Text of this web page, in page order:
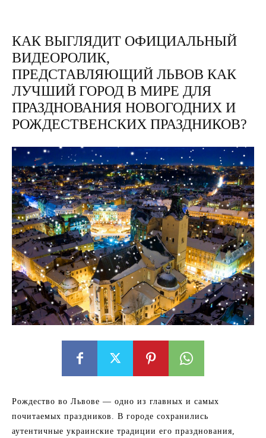
КАК ВЫГЛЯДИТ ОФИЦИАЛЬНЫЙ
ВИДЕОРОЛИК,
ПРЕДСТАВЛЯЮЩИЙ ЛЬВОВ КАК
ЛУЧШИЙ ГОРОД В МИРЕ ДЛЯ
ПРАЗДНОВАНИЯ НОВОГОДНИХ И
РОЖДЕСТВЕНСКИХ ПРАЗДНИКОВ?
Рождество во Львове — одно из главных и самых
почитаемых праздников. В городе сохранились
аутентичные украинские традиции его празднования,